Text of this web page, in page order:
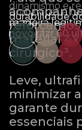
Com cores e
madeira
novo razr 60
dinamismo e
durabilidade
material 4x
cirúrgico³.
Leve,
minimizar
garante
essenciais